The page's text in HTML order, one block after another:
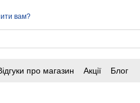
вам?
про магазин Акції
Блог